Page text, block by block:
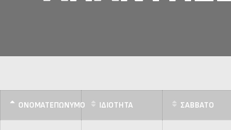
ΟΝΟΜΑΤΕΠΩΝΥΜΟ ΙΔΙΟΤΗΤΑ ΣΑΒΒΑΤΟ